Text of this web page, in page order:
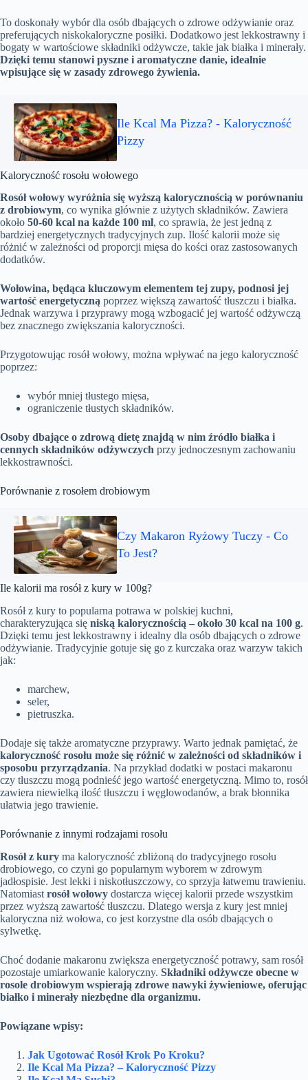
To doskonały wybór dla osób dbających o zdrowe odżywianie oraz
preferujących niskokaloryczne posiłki. Dodatkowo jest lekkostrawny i
bogaty w wartościowe składniki odżywcze, takie jak białka i minerały.
Dzięki temu stanowi pyszne i aromatyczne danie, idealnie
wpisujące się w zasady zdrowego żywienia.
Ile Kcal Ma Pizza? - Kaloryczność
Pizzy
Kaloryczność rosołu wołowego
Rosół wołowy wyróżnia się wyższą kalorycznością w porównaniu
z drobiowym, co wynika głównie z użytych składników. Zawiera
około 50-60 kcal na każde 100 ml, co sprawia, że jest jedną z
bardziej energetycznych tradycyjnych zup. Ilość kalorii może się
różnić w zależności od proporcji mięsa do kości oraz zastosowanych
dodatków.
Wołowina, będąca kluczowym elementem tej zupy, podnosi jej
wartość energetyczną poprzez większą zawartość tłuszczu i białka.
Jednak warzywa i przyprawy mogą wzbogacić jej wartość odżywczą
bez znacznego zwiększania kaloryczności.
Przygotowując rosół wołowy, można wpływać na jego kaloryczność
poprzez:
wybór mniej tłustego mięsa,
ograniczenie tłustych składników.
Osoby dbające o zdrową dietę znajdą w nim źródło białka i
cennych składników odżywczych przy jednoczesnym zachowaniu
lekkostrawności.
Porównanie z rosołem drobiowym
Czy Makaron Ryżowy Tuczy - Co
To Jest?
Ile kalorii ma rosół z kury w 100g?
Rosół z kury to popularna potrawa w polskiej kuchni,
charakteryzująca się niską kalorycznością – około 30 kcal na 100 g.
Dzięki temu jest lekkostrawny i idealny dla osób dbających o zdrowe
odżywianie. Tradycyjnie gotuje się go z kurczaka oraz warzyw takich
jak:
marchew,
seler,
pietruszka.
Dodaje się także aromatyczne przyprawy. Warto jednak pamiętać, że
kaloryczność rosołu może się różnić w zależności od składników i
sposobu przyrządzania. Na przykład dodatki w postaci makaronu
czy tłuszczu mogą podnieść jego wartość energetyczną. Mimo to, rosół
zawiera niewielką ilość tłuszczu i węglowodanów, a brak błonnika
ułatwia jego trawienie.
Porównanie z innymi rodzajami rosołu
Rosół z kury ma kaloryczność zbliżoną do tradycyjnego rosołu
drobiowego, co czyni go popularnym wyborem w zdrowym
jadłospisie. Jest lekki i niskotłuszczowy, co sprzyja łatwemu trawieniu.
Natomiast rosół wołowy dostarcza więcej kalorii przede wszystkim
przez wyższą zawartość tłuszczu. Dlatego wersja z kury jest mniej
kaloryczna niż wołowa, co jest korzystne dla osób dbających o
sylwetkę.
Choć dodanie makaronu zwiększa energetyczność potrawy, sam rosół
pozostaje umiarkowanie kaloryczny. Składniki odżywcze obecne w
rosole drobiowym wspierają zdrowe nawyki żywieniowe, oferując
białko i minerały niezbędne dla organizmu.
Powiązane wpisy:
Jak Ugotować Rosół Krok Po Kroku?
Ile Kcal Ma Pizza? – Kaloryczność Pizzy